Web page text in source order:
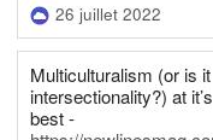
26 juillet 2022
Multiculturalism (or is it
intersectionality?) at it’s
best -